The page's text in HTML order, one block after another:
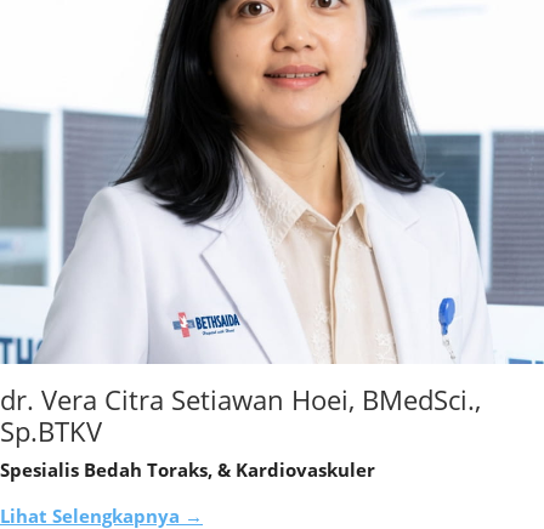
dr. Vera Citra Setiawan Hoei, BMedSci.,
Sp.BTKV
Spesialis Bedah Toraks, & Kardiovaskuler
Lihat Selengkapnya →